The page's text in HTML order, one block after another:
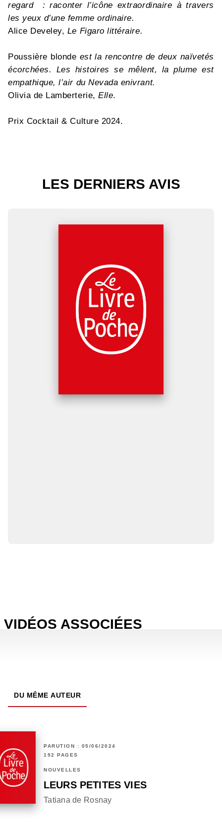
regard : raconter l’icône extraordinaire à travers
les yeux d’une femme ordinaire.
Alice Develey, Le Figaro littéraire.
Poussière blonde est la rencontre de deux naïvetés
écorchées. Les histoires se mêlent, la plume est
empathique, l’air du Nevada enivrant.
Olivia de Lamberterie,Elle.
Prix Cocktail & Culture 2024.
LES DERNIERS AVIS
VIDÉOS ASSOCIÉES
DU MÊME AUTEUR
PARUTION : 05/06/2024
192 PAGES
NOUVELLES
LEURS PETITES VIES
Tatiana de Rosnay